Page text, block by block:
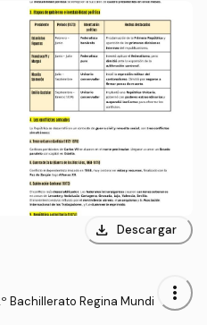
download Descargar
Bachillerato Regina Mundi more_vert